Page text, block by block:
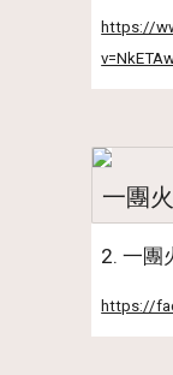
https://
一團
2. 一團
https://